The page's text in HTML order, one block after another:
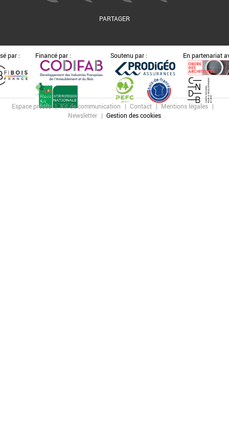
PARTAGER
par : Financé par : Soutenu par : En partenariat
Espace presse Kit de communication Contact
Mentions légales
Newsletter
Gestion des cookies